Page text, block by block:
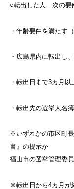
○転出した人…次の要
・年齢要件を満たす
・広島県内に転出し
・転出日まで3カ月以
・転出先の選挙人名
※いずれかの市区町
書』の提示か
福山市の選挙管理委
※転出日から4カ月が